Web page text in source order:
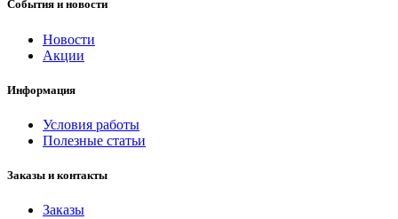
События и новости
Новости
Акции
Информация
Условия работы
Полезные статьи
Заказы и контакты
Заказы